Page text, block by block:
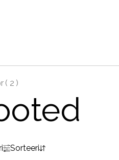
( 2 )
Sorteeri